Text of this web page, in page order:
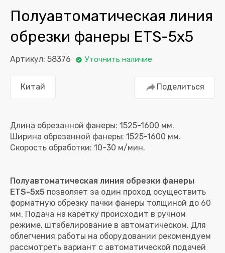
Полуавтоматическая линия
обрезки фанеры ETS-5х5
Артикул: 58376 Уточнить наличие
Китай Поделиться
Длина обрезанной фанеры: 1525-1600 мм.
Ширина обрезанной фанеры: 1525-1600 мм.
Полуавтоматическая линия обрезки фанеры
ETS-5х5 позволяет за один проход осуществить
форматную обрезку пачки фанеры толщиной до 60
мм. Подача на каретку происходит в ручном
режиме, штабелирование в автоматическом. Для
облегчения работы на оборудовании рекомендуем
рассмотреть вариант с автоматической подачей